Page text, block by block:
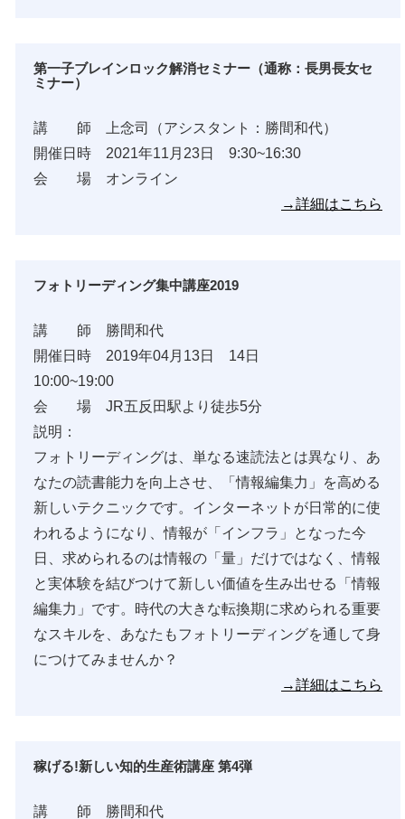
第一子ブレインロック解消セミナー（通称：長男長女セ
ミナー）
講 師 上念司（アシスタント：勝間和代）
開催日時 2021年11月23日 9:30~16:30
会 場 オンライン
→詳細はこちら
フォトリーディング集中講座2019
講 師 勝間和代
開催日時 2019年04月13日 14日
10:00~19:00
会 場 JR五反田駅より徒歩5分
説明：
フォトリーディングは、単なる速読法とは異なり、あ
なたの読書能力を向上させ、「情報編集力」を高める
新しいテクニックです。インターネットが日常的に使
われるようになり、情報が「インフラ」となった今
日、求められるのは情報の「量」だけではなく、情報
と実体験を結びつけて新しい価値を生み出せる「情報
編集力」です。時代の大きな転換期に求められる重要
なスキルを、あなたもフォトリーディングを通して身
につけてみませんか？
→詳細はこちら
稼げる!新しい知的生産術講座 第4弾
講 師 勝間和代